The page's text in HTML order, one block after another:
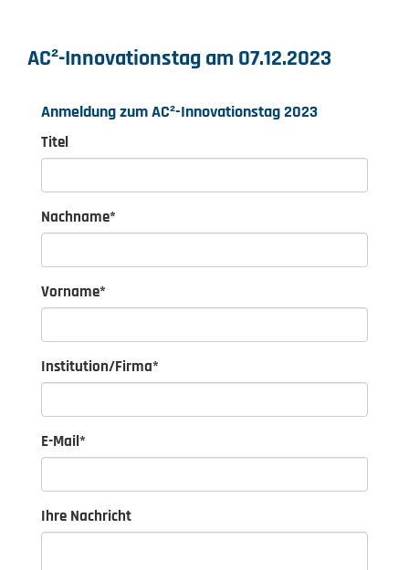
AC²-Innovationstag am 07.12.2023
Anmeldung zum AC²-Innovationstag 2023
Titel
Nachname*
Vorname*
Institution/Firma*
E-Mail*
Ihre Nachricht